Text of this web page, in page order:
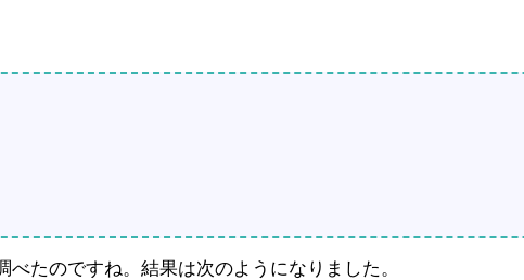
べたのですね。結果は次のようになりました。